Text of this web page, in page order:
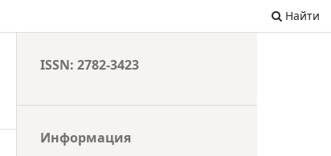
Найти
ISSN: 2782-3423
Информация